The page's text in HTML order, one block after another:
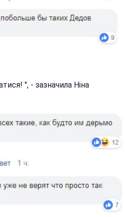
", - зазначила Ніна